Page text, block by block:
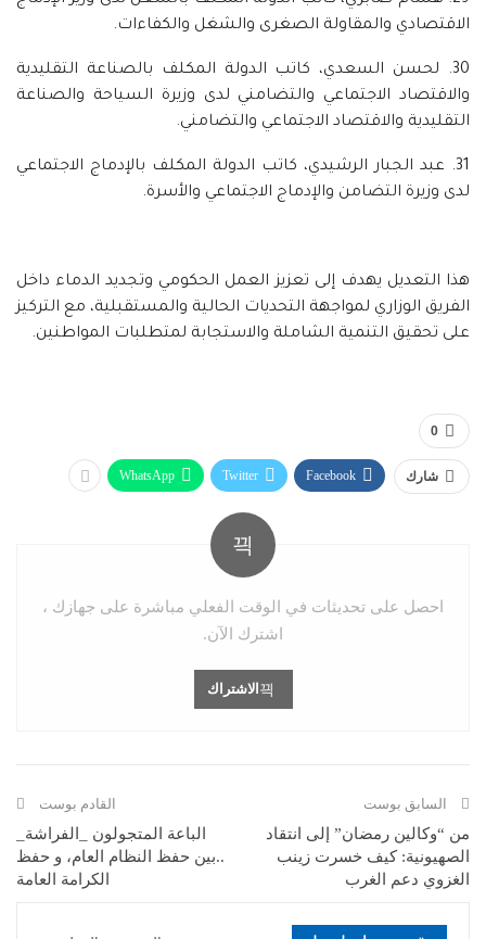
الاقتصادي والمقاولة الصغرى والشغل والكفاءات.
30. لحسن السعدي، كاتب الدولة المكلف بالصناعة التقليدية
والاقتصاد الاجتماعي والتضامني لدى وزيرة السياحة والصناعة
التقليدية والاقتصاد الاجتماعي والتضامني.
31. عبد الجبار الرشيدي، كاتب الدولة المكلف بالإدماج الاجتماعي
لدى وزيرة التضامن والإدماج الاجتماعي والأسرة.
هذا التعديل يهدف إلى تعزيز العمل الحكومي وتجديد الدماء داخل
الفريق الوزاري لمواجهة التحديات الحالية والمستقبلية، مع التركيز
على تحقيق التنمية الشاملة والاستجابة لمتطلبات المواطنين.
0
شارك Facebook
Twitter
WhatsApp
احصل على تحديثات في الوقت الفعلي مباشرة على جهازك ،
اشترك الآن.
الاشتراك
السابق بوست
من “وكالين رمضان” إلى انتقاد
الصهيونية: كيف خسرت زينب
الغزوي دعم الغرب
القادم بوست
الباعة المتجولون _الفراشة_
..بين حفظ النظام العام، و حفظ
الكرامة العامة